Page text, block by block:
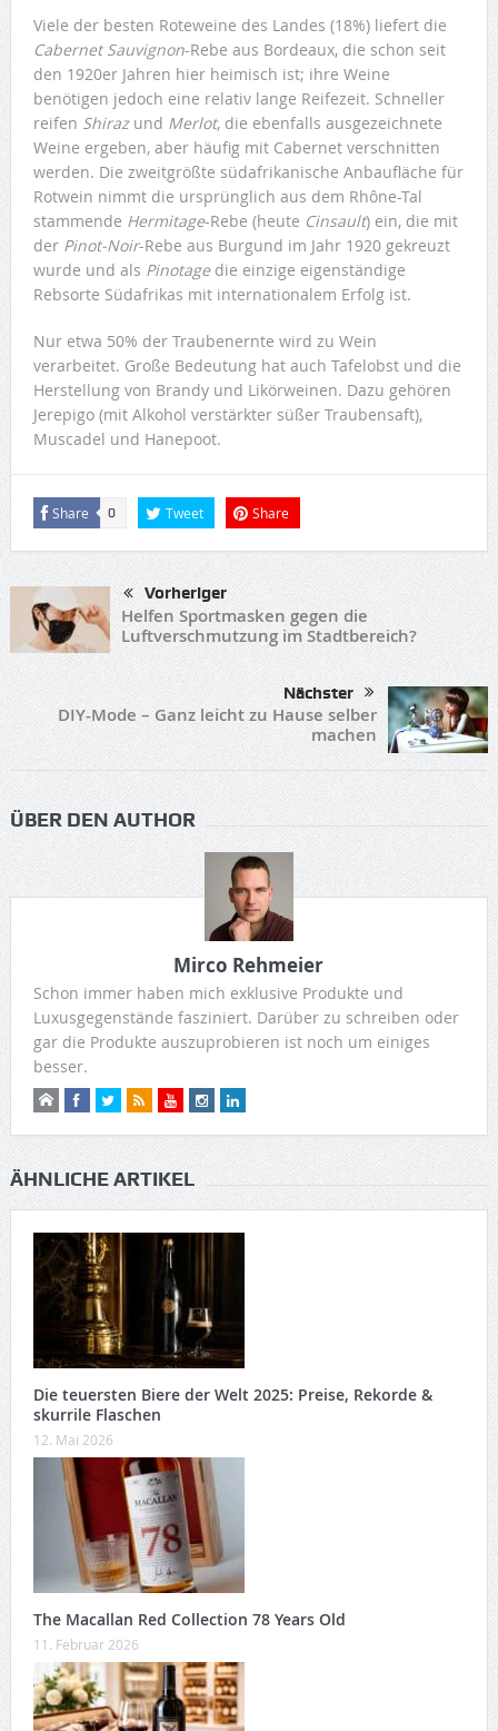
Viele der besten Roteweine des Landes (18%) liefert die
Cabernet Sauvignon-Rebe aus Bordeaux, die schon seit
den 1920er Jahren hier heimisch ist; ihre Weine
benötigen jedoch eine relativ lange Reifezeit. Schneller
reifen Shirazund Merlot, die ebenfalls ausgezeichnete
Weine ergeben, aber häufig mit Cabernet verschnitten
werden. Die zweitgrößte südafrikanische Anbaufläche für
Rotwein nimmt die ursprünglich aus dem Rhône-Tal
stammende Hermitage-Rebe (heute Cinsault) ein, die mit
der Pinot-Noir-Rebe aus Burgund im Jahr 1920 gekreuzt
wurde und als Pinotagedie einzige eigenständige
Rebsorte Südafrikas mit internationalem Erfolg ist.
Nur etwa 50% der Traubenernte wird zu Wein
verarbeitet. Große Bedeutung hat auch Tafelobst und die
Herstellung von Brandy und Likörweinen. Dazu gehören
Jerepigo (mit Alkohol verstärkter süßer Traubensaft),
Muscadel und Hanepoot.
Share 0 Tweet Share
Vorheriger
Helfen Sportmasken gegen die
Luftverschmutzung im Stadtbereich?
Nächster
DIY-Mode – Ganz leicht zu Hause selber
machen
ÜBER DEN AUTHOR
Mirco Rehmeier
Schon immer haben mich exklusive Produkte und
Luxusgegenstände fasziniert. Darüber zu schreiben oder
gar die Produkte auszuprobieren ist noch um einiges
besser.
ÄHNLICHE ARTIKEL
Die teuersten Biere der Welt 2025: Preise, Rekorde &
skurrile Flaschen
12. Mai 2026
The Macallan Red Collection 78 Years Old
11. Februar 2026